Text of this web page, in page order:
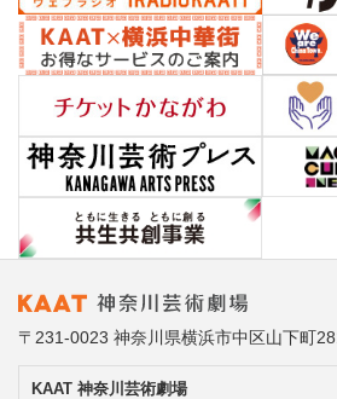
〒231-0023 神奈川県横浜市中区山下町
KAAT 神奈川芸術劇場